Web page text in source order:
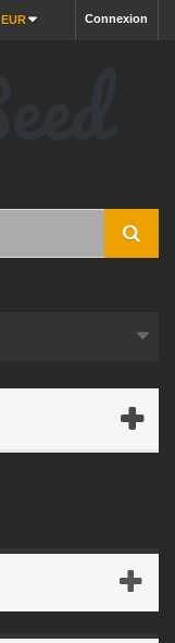
Connexion
EUR